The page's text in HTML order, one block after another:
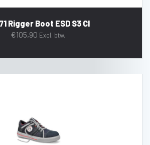
Rigger Boot ESD S3 CI
€105,90 Excl. btw.